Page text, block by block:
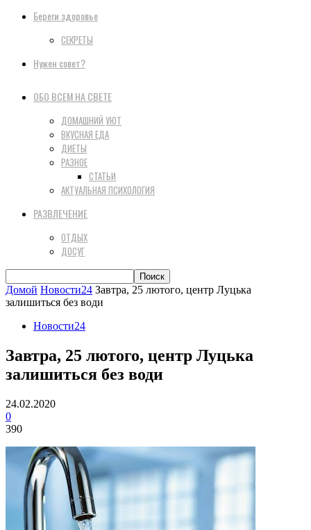
Береги здоровье
СЕКРЕТЫ
Нужен совет?
ОБО ВСЕМ НА СВЕТЕ
ДОМАШНИЙ УЮТ
ВКУСНАЯ ЕДА
ДИЕТЫ
РАЗНОЕ
СТАТЬИ
АКТУАЛЬНАЯ ПСИХОЛОГИЯ
РАЗВЛЕЧЕНИЕ
ОТДЫХ
ДОСУГ
Домой Новости24 Завтра, 25 лютого, центр Луцька
залишиться без води
Новости24
Завтра, 25 лютого, центр Луцька
залишиться без води
24.02.2020
0
390